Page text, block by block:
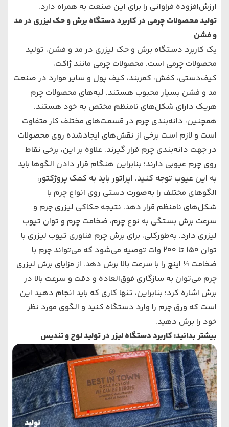
ارزش‌افزوده فراوانی را برای این صنعت به همراه دارد.
تولید محصولات چرمی در کاربرد دستگاه برش و حک لیزری در مد
و فشن
یک کاربرد دستگاه برش و حک لیزری در مد و فشن، تولید
محصولات چرمی است. محصولات چرمی مانند ژاکت،
کیف‌دستی، کفش، کمربند، کیف پول و سایر موارد در صنعت
مد و فشن بسیار محبوب هستند. لبه‌های ‌محصولات چرم
هریک دارای شکل‌های ‌نامنظم مختص به خود هستند.
همچنین، دانه‌بندی چرم در قسمت‌های ‌مختلف کار متفاوت
است و لازم است برخی از نقش‌های ‌ایجادشده روی محصولات
در جهت دانه‌بندی چرم قرار گیرند. علاوه بر این، برخی نقاط
روی چرم عیوبی دارند؛ بنابراین هنگام قرار دادن الگوها باید
به این عیوب توجه کنید. اپراتور باید به کمک پروژکتور،
الگوهای مختلف را به‌صورت دستی روی انواع چرم با
شکل‌های ‌نامنظم قرار دهد. نتیجه حکاکی لیزری چرم و
سرعت برش بستگی به نوع چرم، ضخامت چرم و توان تیوب
لیزری دارد. به‌طورکلی، برای برش چرم فناوری تیوب لیزری با
توان 150 تا 200 وات توصیه می‌‌‌شود که می‌‌‌تواند چرم با
ضخامت ¼ اینچ را با سرعت بالا برش دهد. از مزایای برش لیزری
چرم می‌‌‌توان به سازگاری فوق‌العاده و دقت و سرعت بالا در
برش اشاره کرد؛ بنابراین، تنها کاری که باید انجام دهید این
است که ورق چرم را وارد دستگاه کنید و الگوی مورد نظر
خود را برش دهید.
بیشتر بدانید: کاربرد دستگاه لیزر در تولید لوح و تندیس